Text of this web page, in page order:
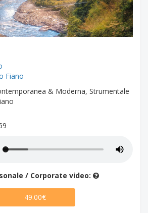
Fiano
& Moderna, Strumentale
/ Corporate video:
49.00€